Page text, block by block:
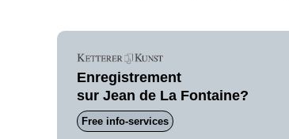
Enregistrement
sur Jean de La Fontaine?
Free info-services